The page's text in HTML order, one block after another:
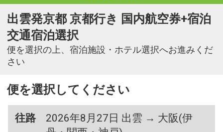
出雲発京都 京都行き 国内航空券+宿泊
交通宿泊選択
便を選択の上、宿泊施設・ホテル選択へお進みくだ
さい
便を選択してください
往路
2026年8月27日 出雲 → 大阪(伊